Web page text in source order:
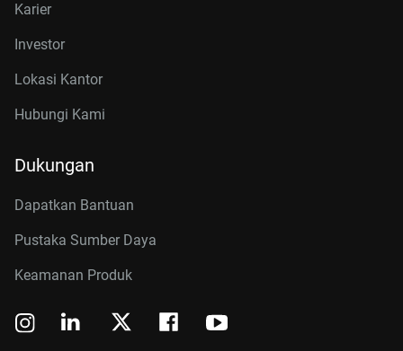
Karier
Investor
Lokasi Kantor
Hubungi Kami
Dukungan
Dapatkan Bantuan
Pustaka Sumber Daya
Keamanan Produk